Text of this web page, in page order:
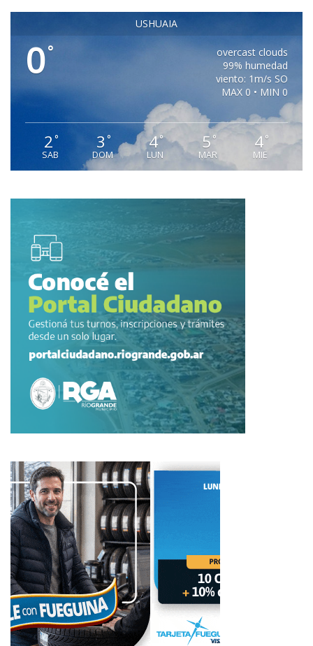
USHUAIA
0°
overcast clouds
99% humedad
viento: 1m/s SO
MAX 0 • MIN 0
2°
SAB
3 °
DOM
4°
LUN
5 °
MAR
4°
MIE